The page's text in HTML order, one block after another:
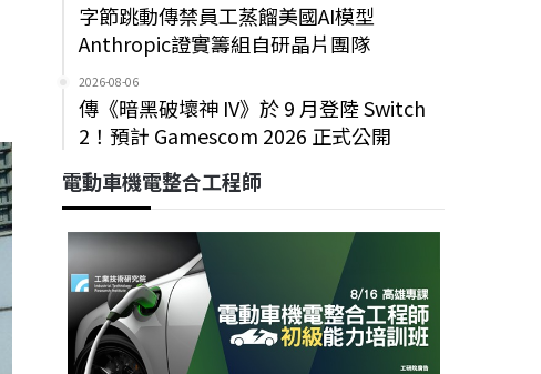
字節跳動傳禁員工蒸餾美國AI模型
Anthropic證實籌組自研晶片團隊
2026-08-06
傳《暗黑破壞神 IV》於 9 月登陸 Switch
2！預計 Gamescom 2026 正式公開
電動車機電整合工程師